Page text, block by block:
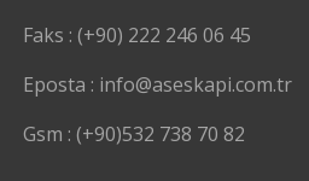
Faks : (+90) 222 246 06 45
Eposta : info@aseskapi.com.tr
Gsm : (+90)532 738 70 82